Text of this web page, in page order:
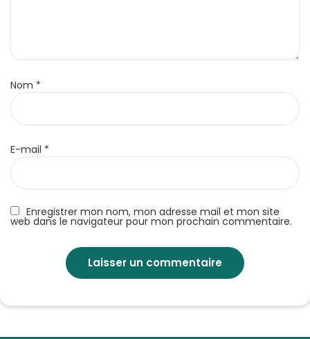
Enregistrer mon nom, mon adresse mail et mon site
web dans le navigateur pour mon prochain commentaire.
Nom *
E-mail *